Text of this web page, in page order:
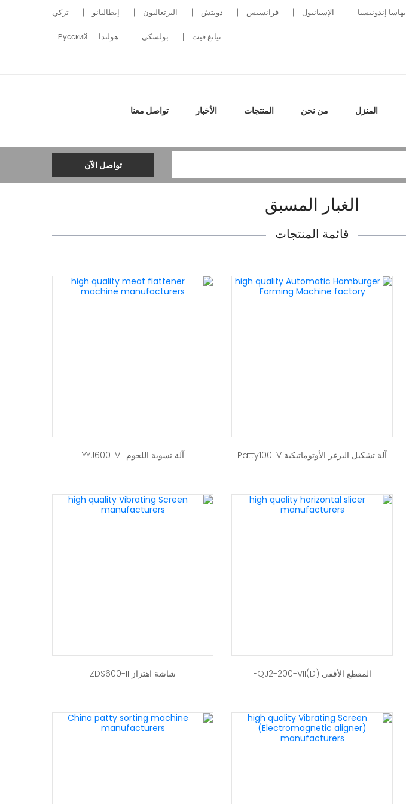
بهاسا إندونيسيا الإسبانيول فرانسيس دويتش البرتغاليون إيطاليانو تركي
تيانغ فيت بولسكي هولندا Pусский
المنزل من نحن المنتجات الأخبار تواصل معنا
تواصل الآن
الغبار المسبق
قائمة المنتجات
آلة تشكيل البرغر الأوتوماتيكية Patty100-V آلة تسوية اللحوم YYJ600-VII
المقطع الأفقي FQJ2-200-VII(D) شاشة اهتزاز ZDS600-II